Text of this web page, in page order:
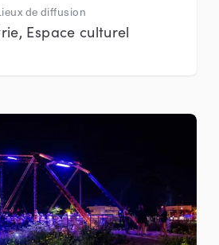
de diffusion
Espace culturel